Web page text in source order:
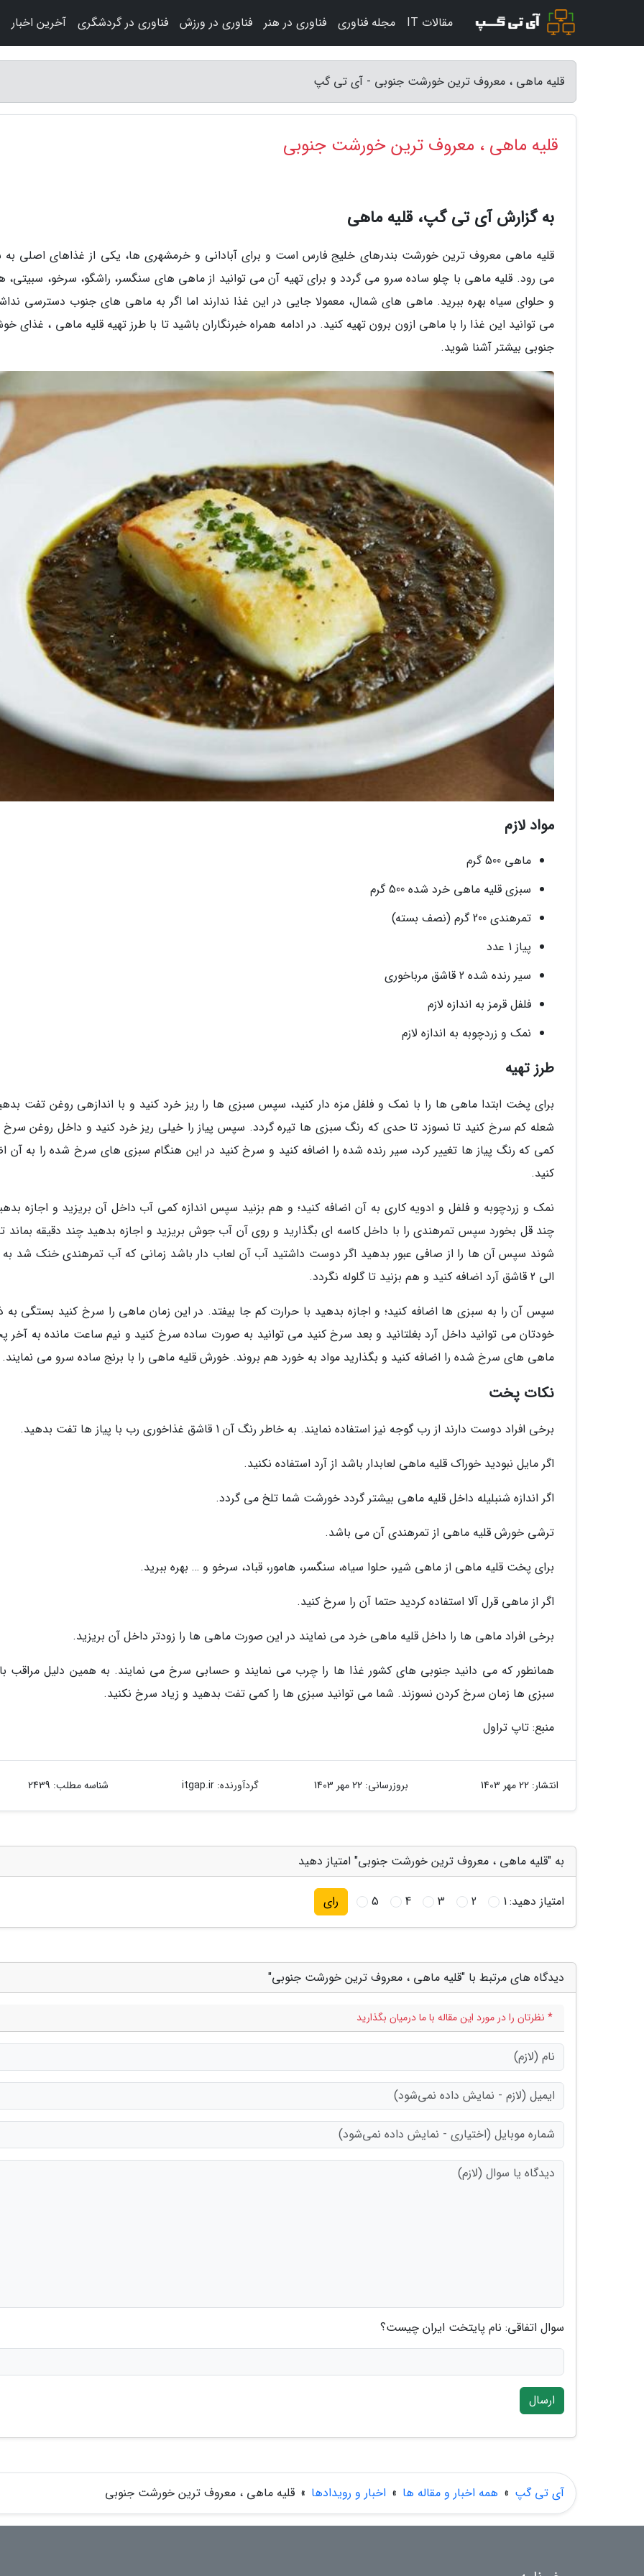
قلیه ماهی ، معروف ترین خورشت جنوبی - آی تی گپ
قلیه ماهی ، معروف ترین خورشت جنوبی
به گزارش آی تی گپ، قلیه ماهی
قلیه ماهی معروف ترین خورشت بندرهای خلیج فارس است و برای آبادانی و خرمشهری ها، یکی از غذاهای اصلی به
می رود. قلیه ماهی با چلو ساده سرو می گردد و برای تهیه آن می توانید از ماهی های سنگسر، راشگو، سرخو، سبیتی،
و حلوای سیاه بهره ببرید. ماهی های شمال، معمولا جایی در این غذا ندارند اما اگر به ماهی های جنوب دسترسی
می توانید این غذا را با ماهی ازون برون تهیه کنید. در ادامه همراه خبرنگاران باشید تا با طرز تهیه قلیه ماهی ، غذای
جنوبی بیشتر آشنا شوید.
مواد لازم
ماهی 500 گرم
سبزی قلیه ماهی خرد شده 500 گرم
تمرهندی 200 گرم (نصف بسته)
پیاز 1 عدد
سیر رنده شده 2 قاشق مرباخوری
فلفل قرمز به اندازه لازم
نمک و زردچوبه به اندازه لازم
طرز تهیه
برای پخت ابتدا ماهی ها را با نمک و فلفل مزه دار کنید، سپس سبزی ها را ریز خرد کنید و با اندازهی روغن تفت
شعله کم سرخ کنید تا نسوزد تا حدی که رنگ سبزی ها تیره گردد. سپس پیاز را خیلی ریز خرد کنید و داخل روغن سرخ
کمی که رنگ پیاز ها تغییر کرد، سیر رنده شده را اضافه کنید و سرخ کنید در این هنگام سبزی های سرخ شده را به آن
کنید.
نمک و زردچوبه و فلفل و ادویه کاری به آن اضافه کنید؛ و هم بزنید سپس اندازه کمی آب داخل آن بریزید و اجازه
چند قل بخورد سپس تمرهندی را با داخل کاسه ای بگذارید و روی آن آب جوش بریزید و اجازه بدهید چند دقیقه بماند
الی 2 قاشق آرد اضافه کنید و هم بزنید تا گلوله نگردد.
سپس آن را به سبزی ها اضافه کنید؛ و اجازه بدهید با حرارت کم جا بیفتد. در این زمان ماهی را سرخ کنید بستگی به
خودتان می توانید داخل آرد بغلتانید و بعد سرخ کنید می توانید به صورت ساده سرخ کنید و نیم ساعت مانده به آخر
ماهی های سرخ شده را اضافه کنید و بگذارید مواد به خورد هم بروند. خورش قلیه ماهی را با برنج ساده سرو می نمایند.
نکات پخت
برخی افراد دوست دارند از رب گوجه نیز استفاده نمایند. به خاطر رنگ آن 1 قاشق غذاخوری رب با پیاز ها تفت بدهید.
اگر مایل نبودید خوراک قلیه ماهی لعابدار باشد از آرد استفاده نکنید.
اگر اندازه شنبلیله داخل قلیه ماهی بیشتر گردد خورشت شما تلخ می گردد.
ترشی خورش قلیه ماهی از تمرهندی آن می باشد.
برای پخت قلیه ماهی از ماهی شیر، حلوا سیاه، سنگسر، هامور، قباد، سرخو و … بهره ببرید.
اگر از ماهی قرل آلا استفاده کردید حتما آن را سرخ کنید.
برخی افراد ماهی ها را داخل قلیه ماهی خرد می نمایند در این صورت ماهی ها را زودتر داخل آن بریزید.
همانطور که می دانید جنوبی های کشور غذا ها را چرب می نمایند و حسابی سرخ می نمایند. به همین دلیل مراقب
سبزی ها زمان سرخ کردن نسوزند. شما می توانید سبزی ها را کمی تفت بدهید و زیاد سرخ نکنید.
منبع: تاپ تراول
انتشار: 22 مهر 1403 بروزرسانی: 22 مهر 1403 گردآورنده:itgap.ir شناسه مطلب: 2439
به "قلیه ماهی ، معروف ترین خورشت جنوبی" امتیاز دهید
امتیاز دهید:1
2
3
4
5 رای
دیدگاه های مرتبط با "قلیه ماهی ، معروف ترین خورشت جنوبی"
* نظرتان را در مورد این مقاله با ما درمیان بگذارید
سوال اتفاقی: نام پایتخت ایران چیست؟
ارسال
آی تی گپ » همه اخبار و مقاله ها » اخبار و رویدادها » قلیه ماهی ، معروف ترین خورشت جنوبی
مقالات IT مجله فناوری فناوری در هنر فناوری در ورزش فناوری در گردشگری آخرین اخبار